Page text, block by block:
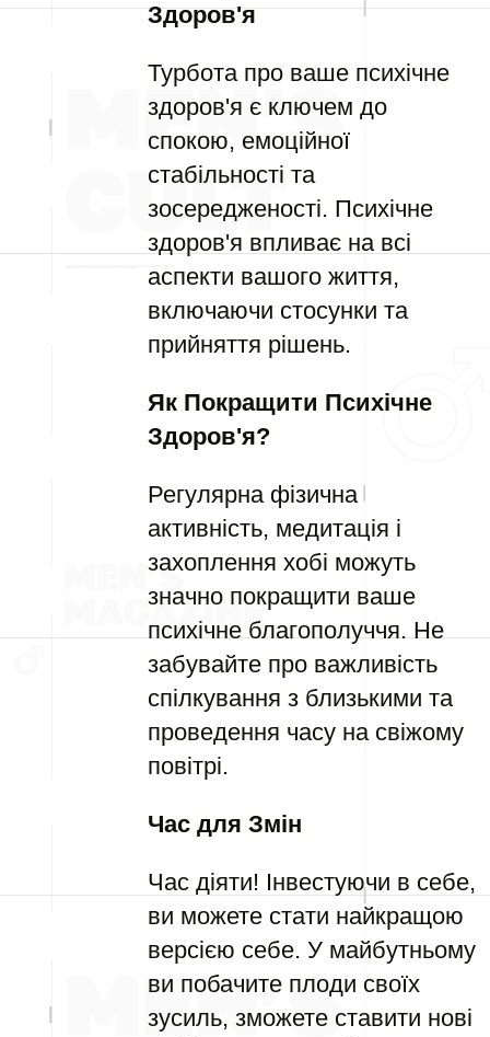
Здоров'я
Турбота про ваше психічне
здоров'я є ключем до
спокою, емоційної
стабільності та
зосередженості. Психічне
здоров'я впливає на всі
аспекти вашого життя,
включаючи стосунки та
прийняття рішень.
Як Покращити Психічне
Здоров'я?
Регулярна фізична
активність, медитація і
захоплення хобі можуть
значно покращити ваше
психічне благополуччя. Не
забувайте про важливість
спілкування з близькими та
проведення часу на свіжому
повітрі.
Час для Змін
Час діяти! Інвестуючи в себе,
ви можете стати найкращою
версією себе. У майбутньому
ви побачите плоди своїх
зусиль, зможете ставити нові